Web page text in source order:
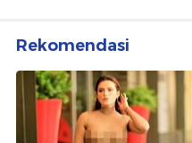
Rekomendasi